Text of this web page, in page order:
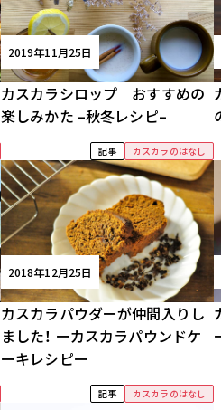
カスカラシロップ おすすめの
楽しみかた –秋冬レシピ–
2019年11月25日
記事 カスカラのはなし
カスカラパウダーが仲間入りし
ました！ ーカスカラパウンドケ
ーキレシピー
2018年12月25日
記事 カスカラのはなし